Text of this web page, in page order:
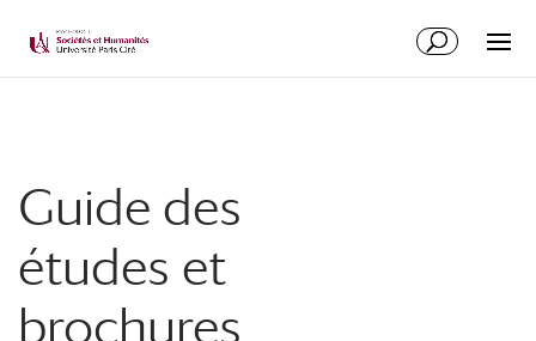
Guide des
études et
brochures